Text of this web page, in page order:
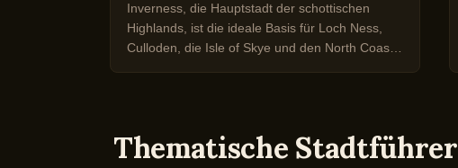
Inverness, die Hauptstadt der schottischen
Highlands, ist die ideale Basis für Loch Ness,
Culloden, die Isle of Skye und den North Coast
Thematische Stadtführer